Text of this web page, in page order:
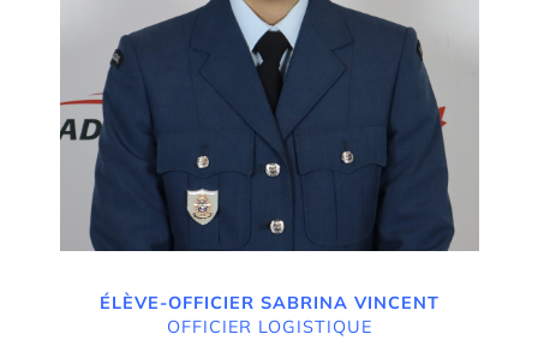
ÉLÈVE-OFFICIER SABRINA VINCENT
OFFICIER LOGISTIQUE